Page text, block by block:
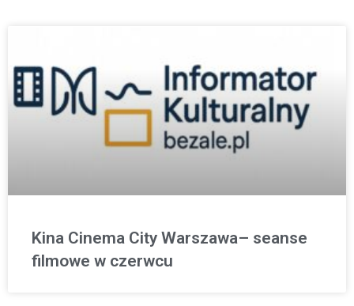
Kina Cinema City Warszawa– seanse
filmowe w czerwcu